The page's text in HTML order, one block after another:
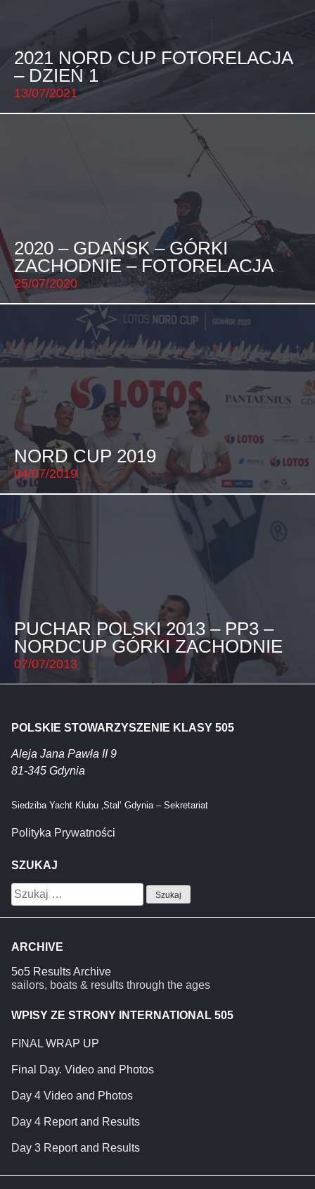
2021 NORD CUP FOTORELACJA
– DZIEŃ 1
13/07/2021
2020 – GDAŃSK – GÓRKI
ZACHODNIE – FOTORELACJA
25/07/2020
NORD CUP 2019
04/07/2019
PUCHAR POLSKI 2013 – PP3 –
NORDCUP GÓRKI ZACHODNIE
07/07/2013
POLSKIE STOWARZYSZENIE KLASY 505
Aleja Jana Pawła II 9
81-345 Gdynia
Siedziba Yacht Klubu ‚Stal’ Gdynia – Sekretariat
Polityka Prywatności
SZUKAJ
Szukaj:
ARCHIVE
5o5 Results Archive
sailors, boats & results through the ages
WPISY ZE STRONY INTERNATIONAL 505
FINAL WRAP UP
Final Day. Video and Photos
Day 4 Video and Photos
Day 4 Report and Results
Day 3 Report and Results